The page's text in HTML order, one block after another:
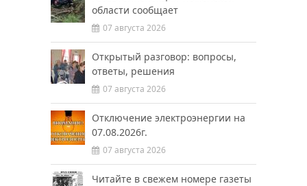
области сообщает
07 августа 2026
Открытый разговор: вопросы,
ответы, решения
07 августа 2026
Отключение электроэнергии на
07.08.2026г.
07 августа 2026
Читайте в свежем номере газеты